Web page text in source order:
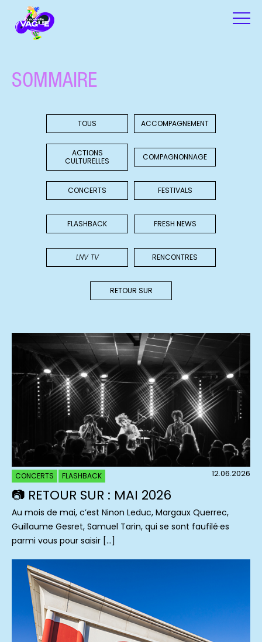
SOMMAIRE
TOUS ACCOMPAGNEMENT
ACTIONS
CULTURELLES
COMPAGNONNAGE
CONCERTS FESTIVALS
FLASHBACK FRESH NEWS
LNV TV RENCONTRES
RETOUR SUR
CONCERTS FLASHBACK 12.06.2026
📷 RETOUR SUR : MAI 2026
Au mois de mai, c’est Ninon Leduc, Margaux Querrec,
Guillaume Gesret, Samuel Tarin, qui se sont faufilé·es
parmi vous pour saisir […]